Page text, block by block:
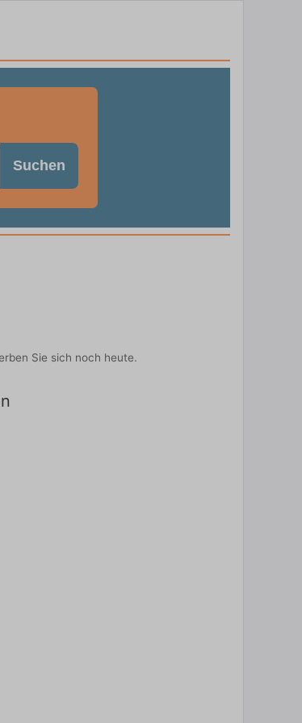
Suchen
Sie sich noch heute.